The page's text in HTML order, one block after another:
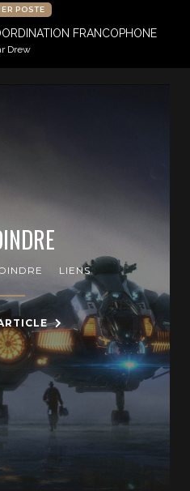
POSTE
FRANCOPHONE
Drew
LIENS